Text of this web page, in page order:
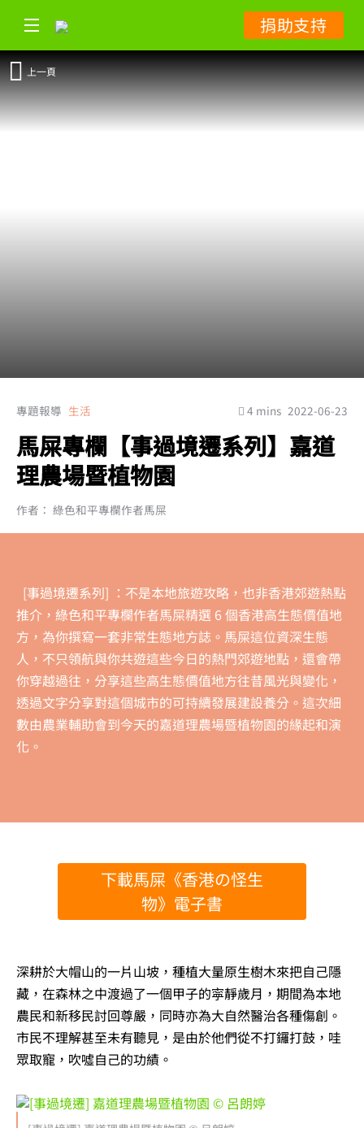
捐助支持
上一頁
專題報導 生活 4 mins 2022-06-23
馬屎專欄【事過境遷系列】嘉道
理農場暨植物園
作者： 綠色和平專欄作者馬屎
[事過境遷系列] ：不是本地旅遊攻略，也非香港郊遊熱點
推介，綠色和平專欄作者馬屎精選 6 個香港高生態價值地
方，為你撰寫一套非常生態地方誌。馬屎這位資深生態
人，不只領航與你共遊這些今日的熱門郊遊地點，還會帶
你穿越過往，分享這些高生態價值地方往昔風光與變化，
透過文字分享對這個城市的可持續發展建設養分。這次細
數由農業輔助會到今天的嘉道理農場暨植物園的緣起和演
化。
下載馬屎《香港の怪生
物》電子書
深耕於大帽山的一片山坡，種植大量原生樹木來把自己隱
藏，在森林之中渡過了一個甲子的寜靜歲月，期間為本地
農民和新移民討回尊嚴，同時亦為大自然醫治各種傷創。
市民不理解甚至未有聽見，是由於他們從不打鑼打鼓，哇
眾取寵，吹噓自己的功績。